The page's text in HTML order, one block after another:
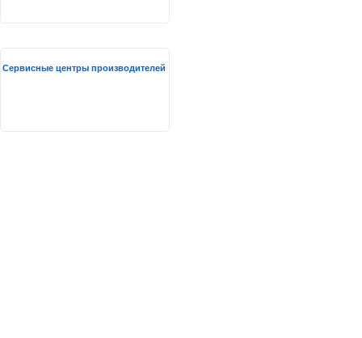
Сервисные центры производителей